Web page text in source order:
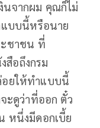
นจากผม คุณก็ไม่
แบบนี้หรือนาย
ะชาชน ที่
สือถึงกรม
อยให้ทำแบบนี้
ะดูว่าที่ออก ตั๋ว
หนึ่งมีดอกเบี้ย